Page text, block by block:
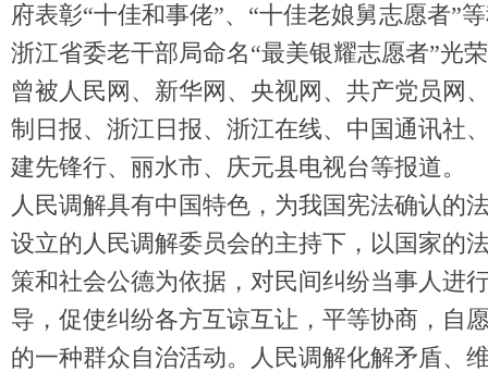
府表彰“十佳和事佬”、“十佳老娘舅志愿者”
浙江省委老干部局命名“最美银耀志愿者”光
曾被人民网、新华网、央视网、共产党员网
制日报、浙江日报、浙江在线、中国通讯社
建先锋行、丽水市、庆元县电视台等报道。
人民调解具有中国特色，为我国宪法确认的
设立的人民调解委员会的主持下，以国家的
策和社会公德为依据，对民间纠纷当事人进
导，促使纠纷各方互谅互让，平等协商，自
的一种群众自治活动。人民调解化解矛盾、